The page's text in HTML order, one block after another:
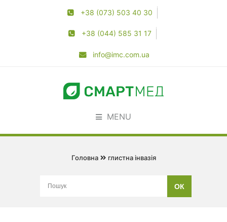
+38 (073) 503 40 30
+38 (044) 585 31 17
info@imc.com.ua
MENU
Головна глистна інвазія